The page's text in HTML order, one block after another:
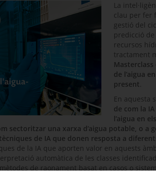
La
clau per fer
gestió del
predicció
recursos
tractament
de l’aigua
present.
En aquesta
de com la
l’aigua en
sectoritzar una xarxa d’aigua potable, o a
de IA que donen resposta a
de la IA que aporten valor en aquests
automàtica de les classes
de raonament basat en casos o